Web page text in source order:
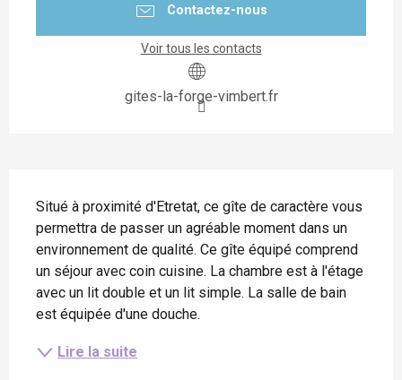
Contactez-nous
Voir tous les contacts
gites-la-forge-vimbert.fr
Situé à proximité d'Etretat, ce gîte de caractère vous
permettra de passer un agréable moment dans un
environnement de qualité. Ce gîte équipé comprend
un séjour avec coin cuisine. La chambre est à l'étage
avec un lit double et un lit simple. La salle de bain
est équipée d'une douche.
Lire la suite